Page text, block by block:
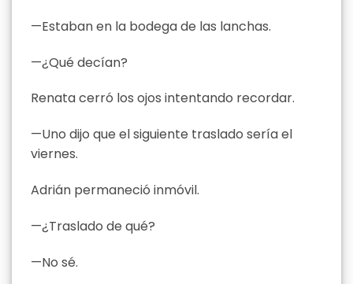
—Estaban en la bodega de las lanchas.
—¿Qué decían?
Renata cerró los ojos intentando recordar.
—Uno dijo que el siguiente traslado sería el
viernes.
Adrián permaneció inmóvil.
—¿Traslado de qué?
—No sé.